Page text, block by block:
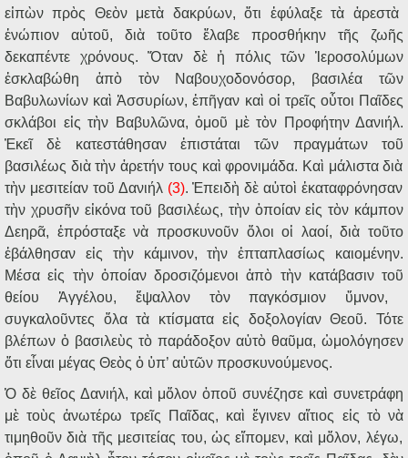
εἰπὼν πρὸς Θεὸν μετὰ δακρύων,ὅτι ἐφύλαξε τὰ ἀρεστὰ
ἐνώπιον αὐτοῦ, διὰτοῦτοἔλαβε προσθήκην τῆς ζωῆς
δεκαπέντε χρόνους.Ὅταν δὲ ἡ πόλις τῶνἹεροσολύμων
ἐσκλαβώθη ἀπὸτὸν Ναβουχοδονόσορ, βασιλέα τῶν
Βαβυλωνίων καὶ Ἀσσυρίων,ἐπῆγαν καὶ οἱ τρεῖς οὗτοι Παῖδες
σκλάβοι εἰς τὴν Βαβυλῶνα, ὁμοῦ μὲτὸν Προφήτην Δανιήλ.
Ἐκεῖδὲ κατεστάθησανἐπιστάται τῶν πραγμάτων τοῦ
βασιλέως διὰτὴνἀρετήν τους καὶ φρονιμάδα. Καὶ μάλιστα διὰ
τὴν μεσιτείαν τοῦ Δανιήλ(3).Ἐπειδὴ δὲ αὐτοὶ ἐκαταφρόνησαν
τὴν χρυσῆν εἰκόνα τοῦ βασιλέως, τὴν ὁποίαν εἰς τὸν κάμπον
Δεηρᾶ, ἐπρόσταξε νὰ προσκυνοῦν ὅλοι οἱ λαοί, διὰ τοῦτο
ἐβάλθησαν εἰς τὴν κάμινον, τὴνἑπταπλασίως καιομένην.
Μέσα εἰς τὴν ὁποίαν δροσιζόμενοιἀπὸ τὴν κατάβασιν τοῦ
θείου Ἀγγέλου, ἔψαλλον τὸν παγκόσμιον ὕμνον,
συγκαλοῦντες ὅλα τὰ κτίσματα εἰς δοξολογίαν Θεοῦ. Τότε
βλέπων ὁ βασιλεὺς τὸ παράδοξον αὐτὸ θαῦμα, ὡμολόγησεν
ὅτι εἶναι μέγας Θεὸς ὁ ὑπ’ αὐτῶν προσκυνούμενος.
Ὁ δὲθεῖος Δανιήλ, καὶ μὅλονὁποῦ συνέζησε καὶ συνετράφη
μὲ τοὺςἀνωτέρω τρεῖς Παῖδας, καὶ ἔγινεν αἴτιος εἰς τὸνὰ
τιμηθοῦν διὰ τῆς μεσιτείας του,ὡς εἴπομεν, καὶ μὅλον, λέγω,